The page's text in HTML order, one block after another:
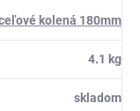
kolená 180mm
4.1 kg
skladom